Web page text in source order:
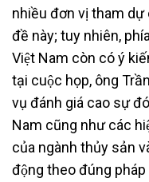
nhiều đơn vị tham
đề này; tuy nhiên,
Việt Nam còn có ý
tại cuộc họp, ông
vụ đánh giá cao sự
Nam cũng như các
của ngành thủy sản
động theo đúng